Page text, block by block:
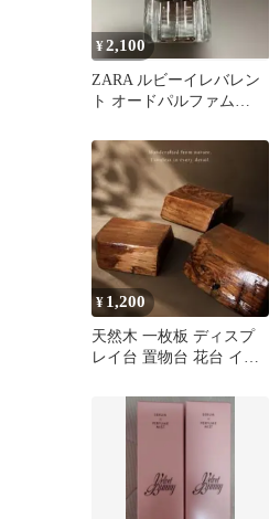
¥2,100
ZARA ルビーイレバレン
ト オードパルファム
¥ 1,200
天然木 一枚板 ディスプ
レイ台 置物台 花台 イン